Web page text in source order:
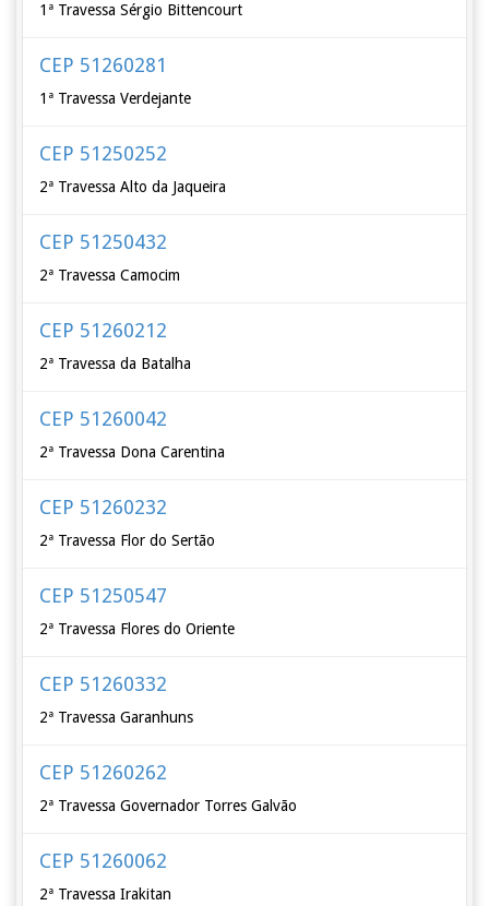
1ª Travessa Sérgio Bittencourt
CEP 51260281
1ª Travessa Verdejante
CEP 51250252
2ª Travessa Alto da Jaqueira
CEP 51250432
2ª Travessa Camocim
CEP 51260212
2ª Travessa da Batalha
CEP 51260042
2ª Travessa Dona Carentina
CEP 51260232
2ª Travessa Flor do Sertão
CEP 51250547
2ª Travessa Flores do Oriente
CEP 51260332
2ª Travessa Garanhuns
CEP 51260262
2ª Travessa Governador Torres Galvão
CEP 51260062
2ª Travessa Irakitan